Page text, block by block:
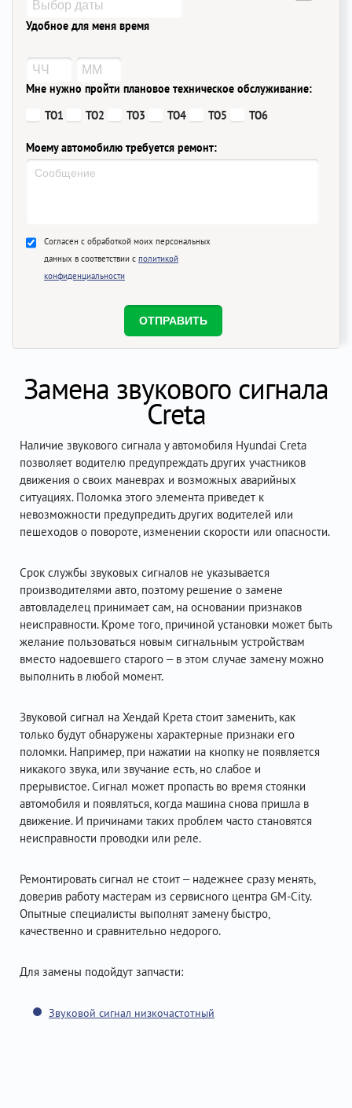
Удобное для меня время
Мне нужно пройти плановое техническое обслуживание:
ТО1
ТО2 ТО3 ТО4 ТО5 ТО6
Моему автомобилю требуется ремонт:
Согласен с обработкой моих персональных
данных в соответствии с политикой
конфиденциальности
Замена звукового сигнала
Creta
Наличие звукового сигнала у автомобиля Hyundai Creta
позволяет водителю предупреждать других участников
движения о своих маневрах и возможных аварийных
ситуациях. Поломка этого элемента приведет к
невозможности предупредить других водителей или
пешеходов о повороте, изменении скорости или опасности.
Срок службы звуковых сигналов не указывается
производителями авто, поэтому решение о замене
автовладелец принимает сам, на основании признаков
неисправности. Кроме того, причиной установки может быть
желание пользоваться новым сигнальным устройствам
вместо надоевшего старого – в этом случае замену можно
выполнить в любой момент.
Звуковой сигнал на Хендай Крета стоит заменить, как
только будут обнаружены характерные признаки его
поломки. Например, при нажатии на кнопку не появляется
никакого звука, или звучание есть, но слабое и
прерывистое. Сигнал может пропасть во время стоянки
автомобиля и появляться, когда машина снова пришла в
движение. И причинами таких проблем часто становятся
неисправности проводки или реле.
Ремонтировать сигнал не стоит – надежнее сразу менять,
доверив работу мастерам из сервисного центра GM-City.
Опытные специалисты выполнят замену быстро,
качественно и сравнительно недорого.
Для замены подойдут запчасти:
Звуковой сигнал низкочастотный